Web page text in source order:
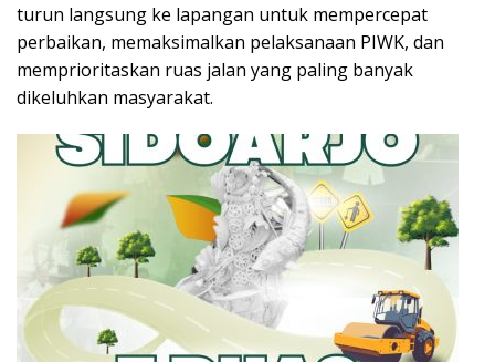
turun langsung ke lapangan untuk mempercepat
perbaikan, memaksimalkan pelaksanaan PIWK, dan
memprioritaskan ruas jalan yang paling banyak
dikeluhkan masyarakat.